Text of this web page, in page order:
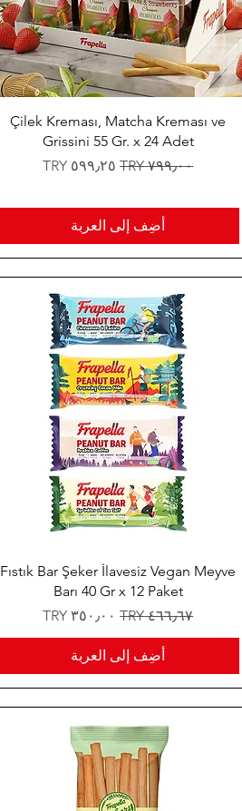
Çilek Kreması, Matcha Kreması ve
Grissini 55 Gr. x 24 Adet
سعر عادي‏٧٩٩٫٠٠ TRY سعر البيع
أضِف إلى العربة
Fıstık Bar Şeker İlavesiz Vegan Meyve
Barı 40 Gr x 12 Paket
سعر عادي‏٤٦٦٫٦٧ TRY سعر البيع
أضِف إلى العربة